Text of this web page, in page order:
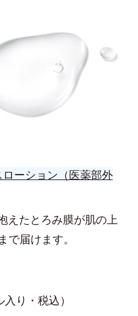
ーション（医薬部外
えたとろみ膜が肌の上
届けます。
り・税込）